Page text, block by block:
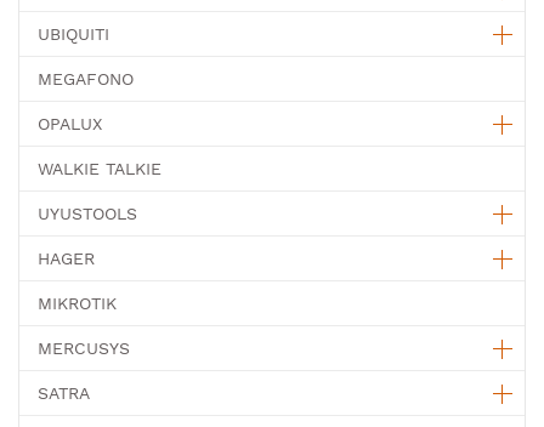
UBIQUITI
MEGAFONO
OPALUX
WALKIE TALKIE
UYUSTOOLS
HAGER
MIKROTIK
MERCUSYS
SATRA